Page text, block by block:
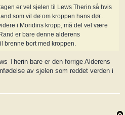
er vel sjelen til Lews Therin så hvis
som vil dø om kroppen hans dør...
i Moridins kropp, må del vel være
er bare denne alderens
brenne bort med kroppen.
Therin bare er den forrige Alderens
av sjelen som reddet verden i